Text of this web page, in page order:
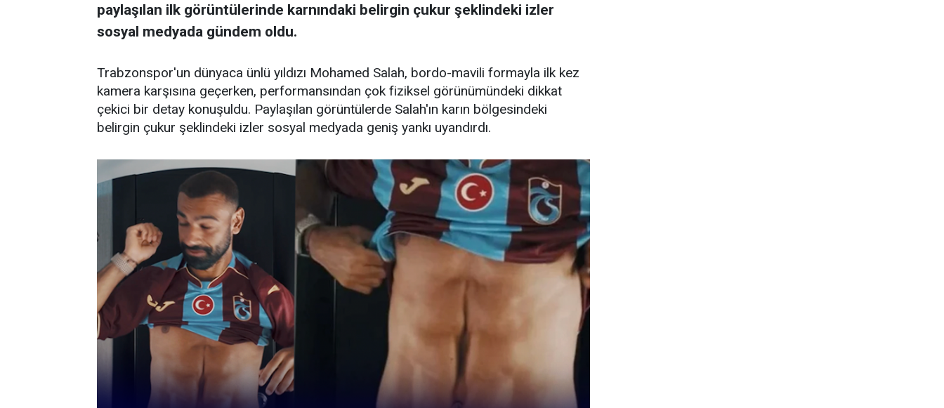
paylaşılan ilk görüntülerinde karnındaki belirgin çukur şeklindeki izler
sosyal medyada gündem oldu.
Trabzonspor'un dünyaca ünlü yıldızı Mohamed Salah, bordo-mavili formayla ilk kez
kamera karşısına geçerken, performansından çok fiziksel görünümündeki dikkat
çekici bir detay konuşuldu. Paylaşılan görüntülerde Salah'ın karın bölgesindeki
belirgin çukur şeklindeki izler sosyal medyada geniş yankı uyandırdı.